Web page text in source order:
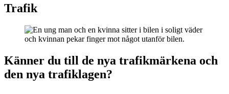
Trafik
Känner du till de nya trafikmärkena och
den nya trafiklagen?